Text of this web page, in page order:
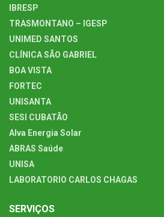
IBRESP
TRASMONTANO – IGESP
UNIMED SANTOS
CLÍNICA SÃO GABRIEL
BOA VISTA
FORTEC
UNISANTA
SESI CUBATÃO
Alva Energia Solar
ABRAS Saúde
UNISA
LABORATORIO CARLOS CHAGAS
SERVIÇOS